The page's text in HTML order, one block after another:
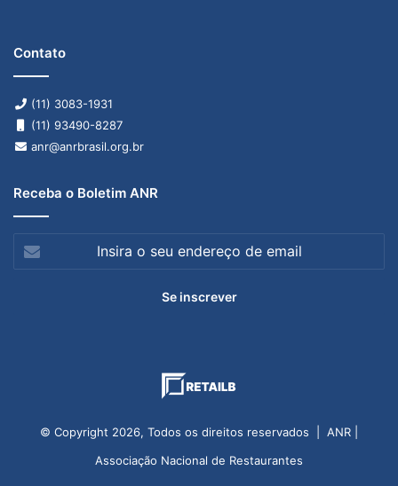
Contato
(11) 3083-1931
(11) 93490-8287
anr@anrbrasil.org.br
Receba o Boletim ANR
© Copyright 2026, Todos os direitos reservados | ANR |
Associação Nacional de Restaurantes